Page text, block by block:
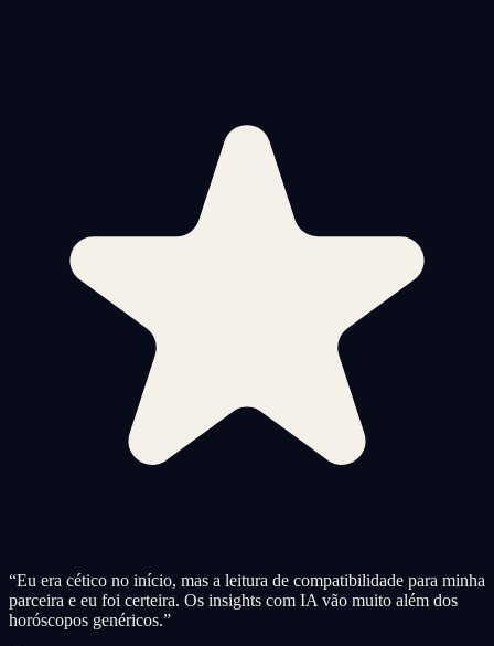
“Eu era cético no início, mas a leitura de compatibilidade para minha
parceira e eu foi certeira. Os insights com IA vão muito além dos
horóscopos genéricos.”